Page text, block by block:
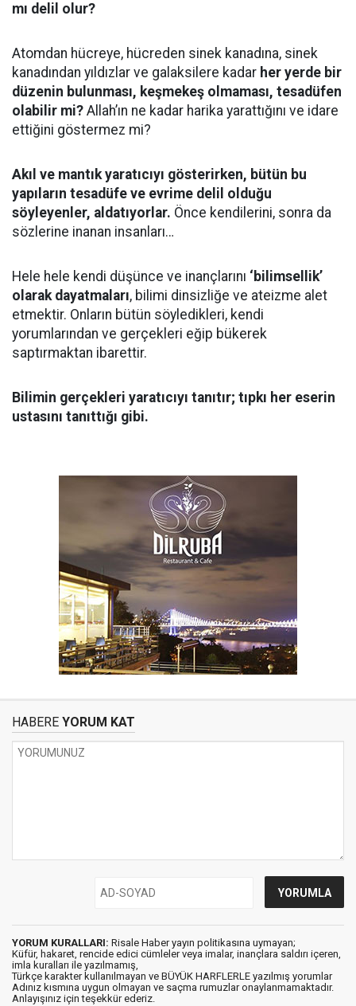
mı delil olur?
Atomdan hücreye, hücreden sinek kanadına, sinek
kanadından yıldızlar ve galaksilere kadar her yerde bir
düzenin bulunması, keşmekeş olmaması, tesadüfen
olabilir mi? Allah’ın ne kadar harika yarattığını ve idare
ettiğini göstermez mi?
Akıl ve mantık yaratıcıyı gösterirken, bütün bu
yapıların tesadüfe ve evrime delil olduğu
söyleyenler, aldatıyorlar. Önce kendilerini, sonra da
sözlerine inanan insanları…
Hele hele kendi düşünce ve inançlarını ‘bilimsellik’
olarak dayatmaları, bilimi dinsizliğe ve ateizme alet
etmektir. Onların bütün söyledikleri, kendi
yorumlarından ve gerçekleri eğip bükerek
saptırmaktan ibarettir.
Bilimin gerçekleri yaratıcıyı tanıtır; tıpkı her eserin
ustasını tanıttığı gibi.
HABERE YORUM KAT
YORUM KURALLARI: Risale Haber yayın politikasına uymayan;
Küfür, hakaret, rencide edici cümleler veya imalar, inançlara saldırı içeren,
imla kuralları ile yazılmamış,
Türkçe karakter kullanılmayan ve BÜYÜK HARFLERLE yazılmış yorumlar
Adınız kısmına uygun olmayan ve saçma rumuzlar onaylanmamaktadır.
Anlayışınız için teşekkür ederiz.